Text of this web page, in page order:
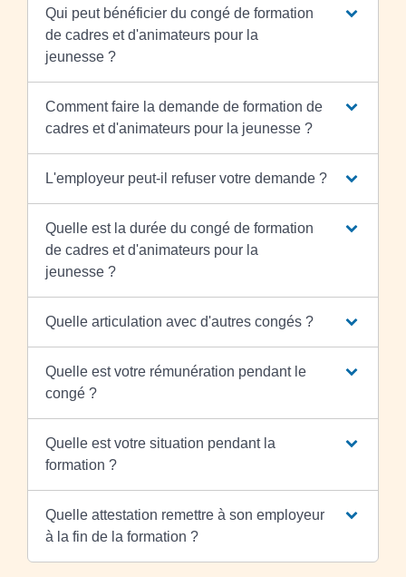
Qui peut bénéficier du congé de formation
de cadres et d'animateurs pour la
jeunesse ?
Comment faire la demande de formation de
cadres et d'animateurs pour la jeunesse ?
L'employeur peut-il refuser votre demande ?
Quelle est la durée du congé de formation
de cadres et d'animateurs pour la
jeunesse ?
Quelle articulation avec d'autres congés ?
Quelle est votre rémunération pendant le
congé ?
Quelle est votre situation pendant la
formation ?
Quelle attestation remettre à son employeur
à la fin de la formation ?